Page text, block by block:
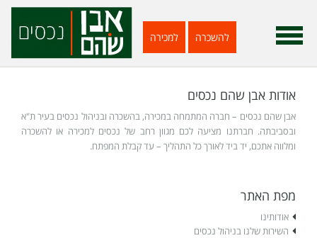
להשכרה למכירה
אודות אבן שהם נכסים
אבן שהם נכסים – חברה המתמחה במכירה, בהשכרה ובניהול נכסים בעיר ת"א
ובסביבתה. חברתנו מציעה לכם מגוון רחב של נכסים למכירה או להשכרה
ומלווה אתכם, יד ביד לאורך כל התהליך – עד קבלת המפתח.
מפת האתר
אודותינו
השירות שלנו בניהול נכסים